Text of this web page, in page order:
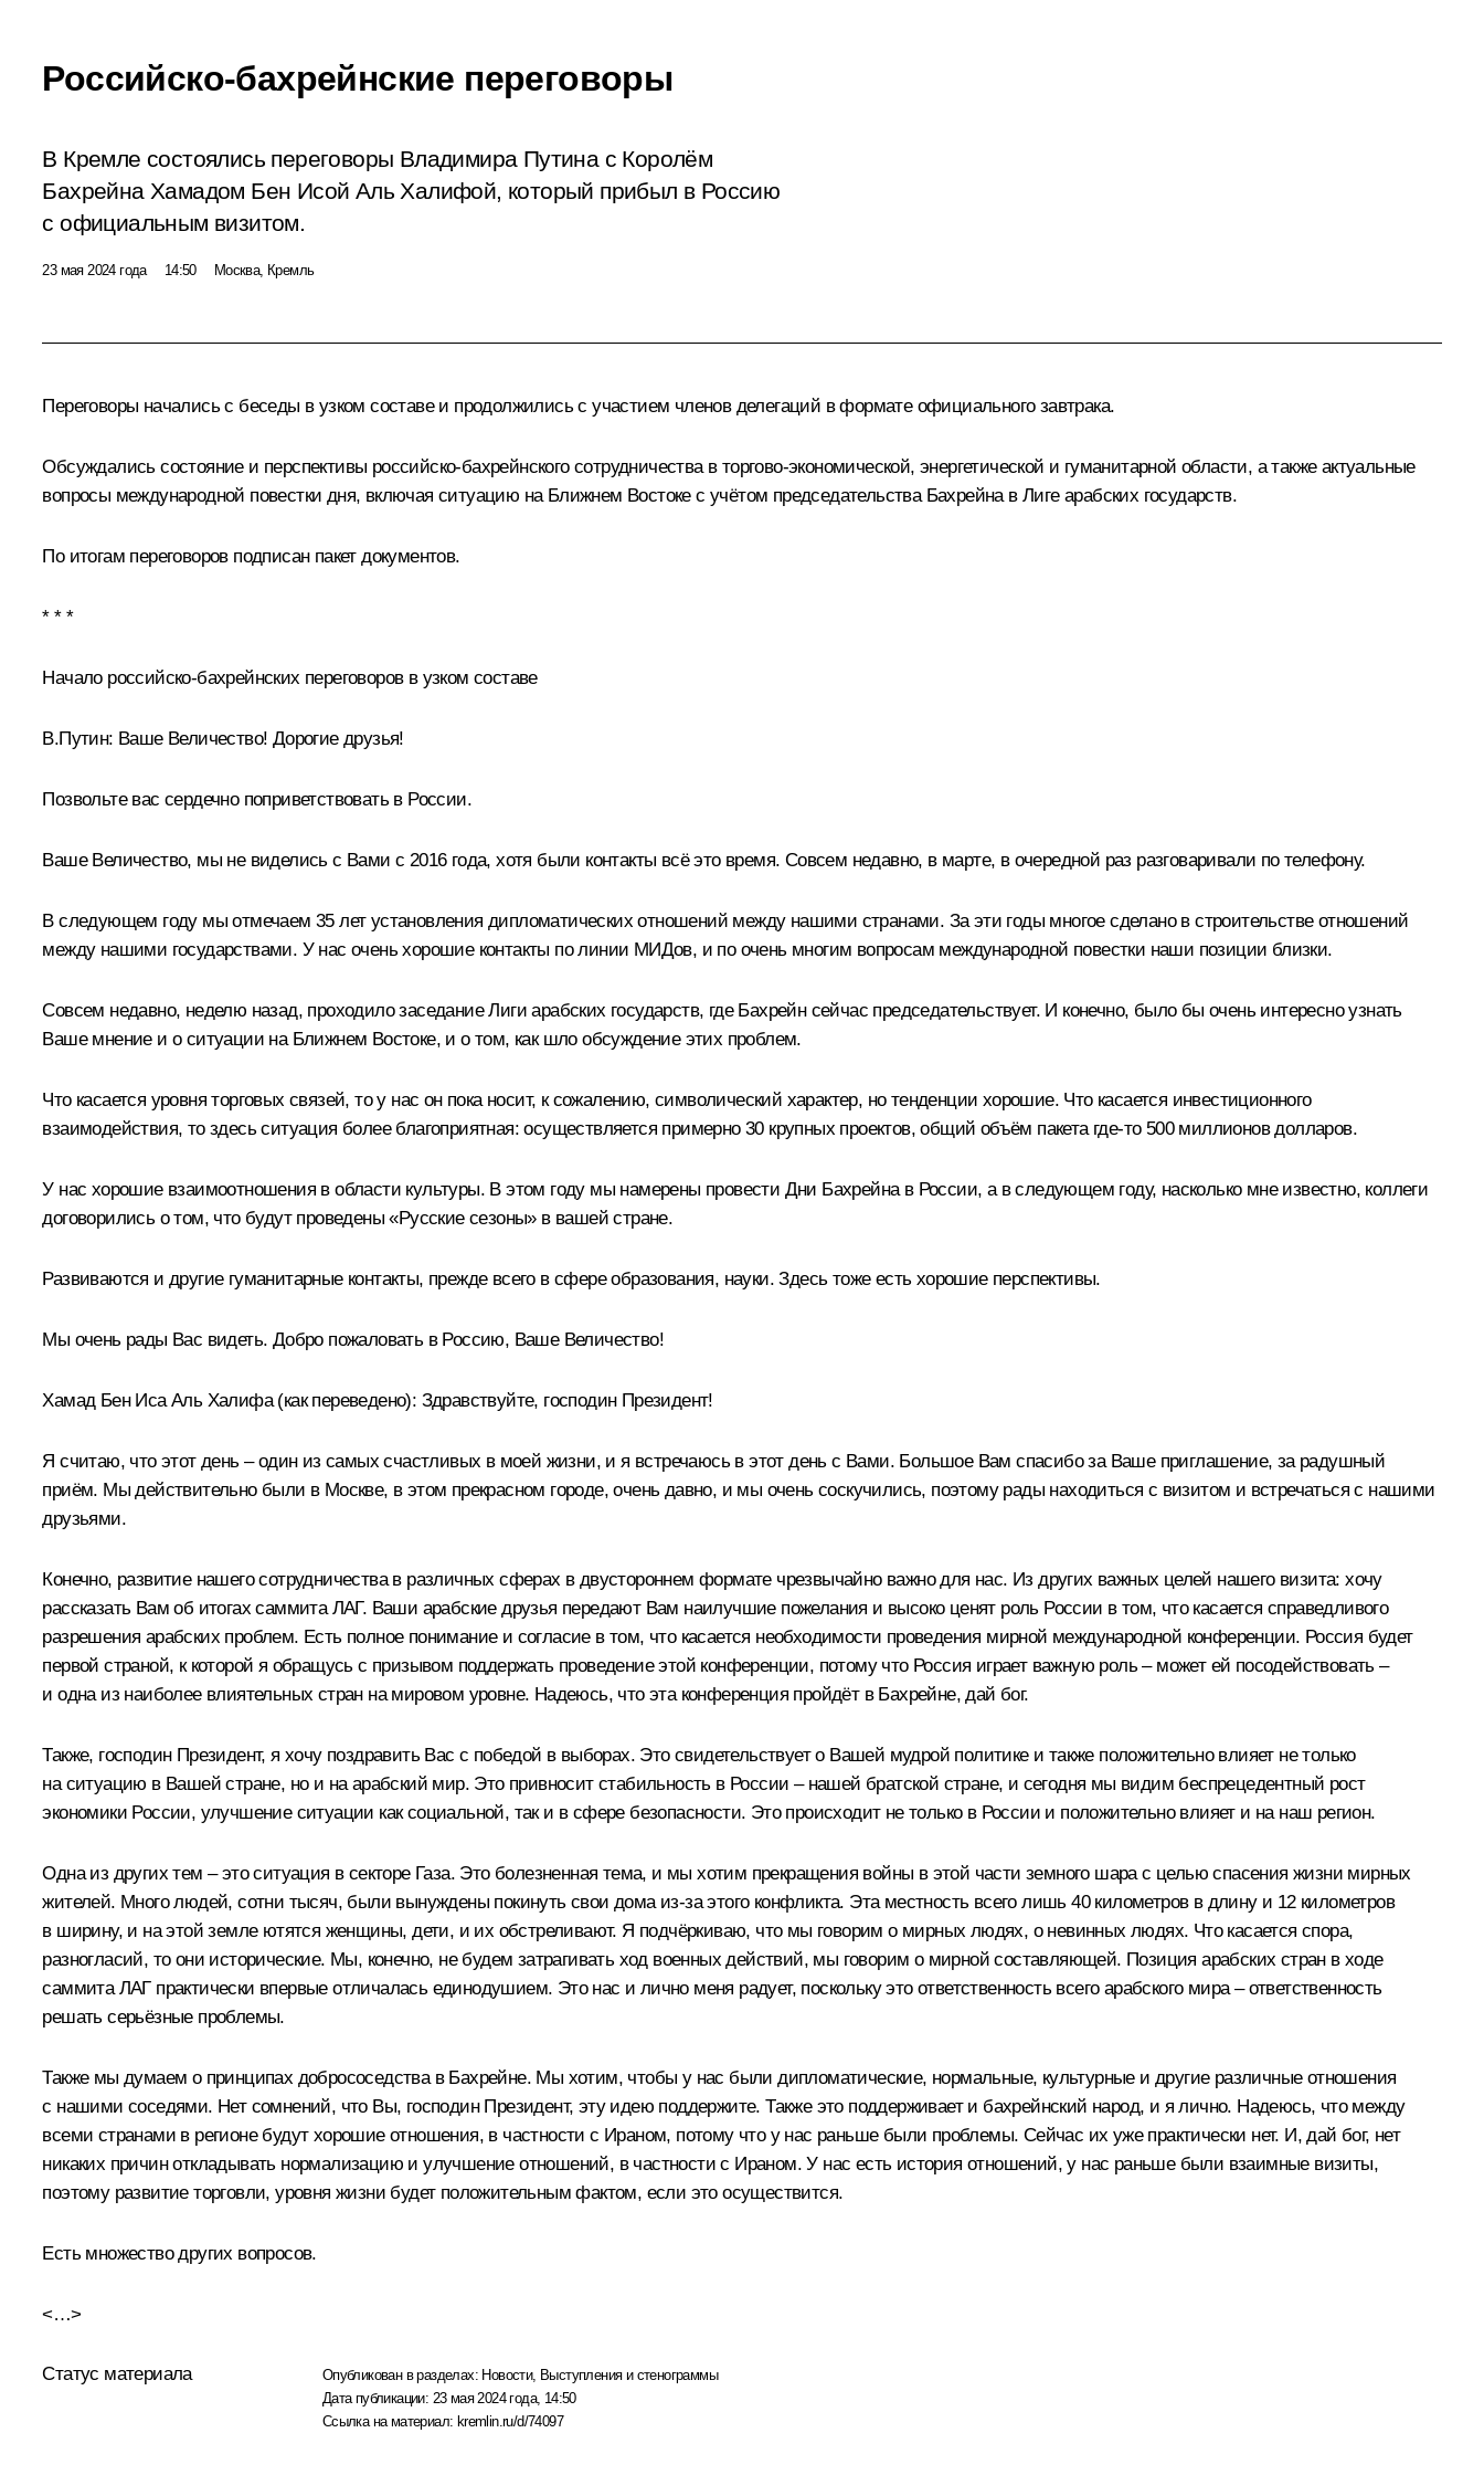
Российско-бахрейнские переговоры
В Кремле состоялись переговоры Владимира Путина с Королём
Бахрейна Хамадом Бен Исой Аль Халифой, который прибыл в Россию
с официальным визитом.
23 мая 2024 года 14:50 Москва, Кремль
Переговоры начались с беседы в узком составе и продолжились с участием членов делегаций в формате официального завтрака.
Обсуждались состояние и перспективы российско-бахрейнского сотрудничества в торгово-экономической, энергетической и гуманитарной области, а также актуальные
вопросы международной повестки дня, включая ситуацию на Ближнем Востоке с учётом председательства Бахрейна в Лиге арабских государств.
По итогам переговоров подписан пакет документов.
* * *
Начало российско-бахрейнских переговоров в узком составе
В.Путин: Ваше Величество! Дорогие друзья!
Позвольте вас сердечно поприветствовать в России.
Ваше Величество, мы не виделись с Вами с 2016 года, хотя были контакты всё это время. Совсем недавно, в марте, в очередной раз разговаривали по телефону.
В следующем году мы отмечаем 35 лет установления дипломатических отношений между нашими странами. За эти годы многое сделано в строительстве отношений
между нашими государствами. У нас очень хорошие контакты по линии МИДов, и по очень многим вопросам международной повестки наши позиции близки.
Совсем недавно, неделю назад, проходило заседание Лиги арабских государств, где Бахрейн сейчас председательствует. И конечно, было бы очень интересно узнать
Ваше мнение и о ситуации на Ближнем Востоке, и о том, как шло обсуждение этих проблем.
Что касается уровня торговых связей, то у нас он пока носит, к сожалению, символический характер, но тенденции хорошие. Что касается инвестиционного
взаимодействия, то здесь ситуация более благоприятная: осуществляется примерно 30 крупных проектов, общий объём пакета где-то 500 миллионов долларов.
У нас хорошие взаимоотношения в области культуры. В этом году мы намерены провести Дни Бахрейна в России, а в следующем году, насколько мне известно, коллеги
договорились о том, что будут проведены «Русские сезоны» в вашей стране.
Развиваются и другие гуманитарные контакты, прежде всего в сфере образования, науки. Здесь тоже есть хорошие перспективы.
Мы очень рады Вас видеть. Добро пожаловать в Россию, Ваше Величество!
Хамад Бен Иса Аль Халифа (как переведено): Здравствуйте, господин Президент!
Я считаю, что этот день – один из самых счастливых в моей жизни, и я встречаюсь в этот день с Вами. Большое Вам спасибо за Ваше приглашение, за радушный
приём. Мы действительно были в Москве, в этом прекрасном городе, очень давно, и мы очень соскучились, поэтому рады находиться с визитом и встречаться с нашими
друзьями.
Конечно, развитие нашего сотрудничества в различных сферах в двустороннем формате чрезвычайно важно для нас. Из других важных целей нашего визита: хочу
рассказать Вам об итогах саммита ЛАГ. Ваши арабские друзья передают Вам наилучшие пожелания и высоко ценят роль России в том, что касается справедливого
разрешения арабских проблем. Есть полное понимание и согласие в том, что касается необходимости проведения мирной международной конференции. Россия будет
первой страной, к которой я обращусь с призывом поддержать проведение этой конференции, потому что Россия играет важную роль – может ей посодействовать –
и одна из наиболее влиятельных стран на мировом уровне. Надеюсь, что эта конференция пройдёт в Бахрейне, дай бог.
Также, господин Президент, я хочу поздравить Вас с победой в выборах. Это свидетельствует о Вашей мудрой политике и также положительно влияет не только
на ситуацию в Вашей стране, но и на арабский мир. Это привносит стабильность в России – нашей братской стране, и сегодня мы видим беспрецедентный рост
экономики России, улучшение ситуации как социальной, так и в сфере безопасности. Это происходит не только в России и положительно влияет и на наш регион.
Одна из других тем – это ситуация в секторе Газа. Это болезненная тема, и мы хотим прекращения войны в этой части земного шара с целью спасения жизни мирных
жителей. Много людей, сотни тысяч, были вынуждены покинуть свои дома из-за этого конфликта. Эта местность всего лишь 40 километров в длину и 12 километров
в ширину, и на этой земле ютятся женщины, дети, и их обстреливают. Я подчёркиваю, что мы говорим о мирных людях, о невинных людях. Что касается спора,
разногласий, то они исторические. Мы, конечно, не будем затрагивать ход военных действий, мы говорим о мирной составляющей. Позиция арабских стран в ходе
саммита ЛАГ практически впервые отличалась единодушием. Это нас и лично меня радует, поскольку это ответственность всего арабского мира – ответственность
решать серьёзные проблемы.
Также мы думаем о принципах добрососедства в Бахрейне. Мы хотим, чтобы у нас были дипломатические, нормальные, культурные и другие различные отношения
с нашими соседями. Нет сомнений, что Вы, господин Президент, эту идею поддержите. Также это поддерживает и бахрейнский народ, и я лично. Надеюсь, что между
всеми странами в регионе будут хорошие отношения, в частности с Ираном, потому что у нас раньше были проблемы. Сейчас их уже практически нет. И, дай бог, нет
никаких причин откладывать нормализацию и улучшение отношений, в частности с Ираном. У нас есть история отношений, у нас раньше были взаимные визиты,
поэтому развитие торговли, уровня жизни будет положительным фактом, если это осуществится.
Есть множество других вопросов.
<…>
Статус материала Опубликован в разделах: Новости, Выступления и стенограммы
Дата публикации: 23 мая 2024 года, 14:50
Ссылка на материал: kremlin.ru/d/74097